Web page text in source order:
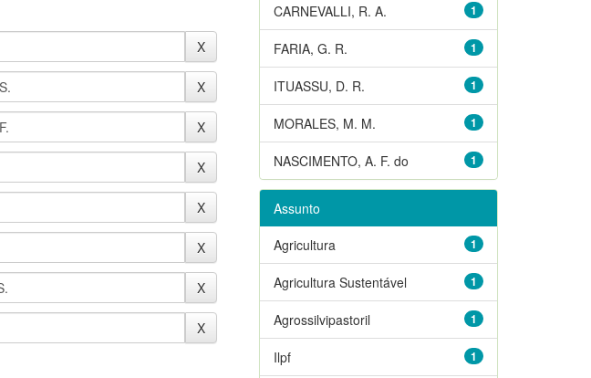
1
CARNEVALLI, R. A.
1
FARIA, G. R.
1
ITUASSU, D. R.
1
MORALES, M. M.
1
NASCIMENTO, A. F. do
Assunto
1
Agricultura
1
Agricultura Sustentável
1
Agrossilvipastoril
1
Ilpf